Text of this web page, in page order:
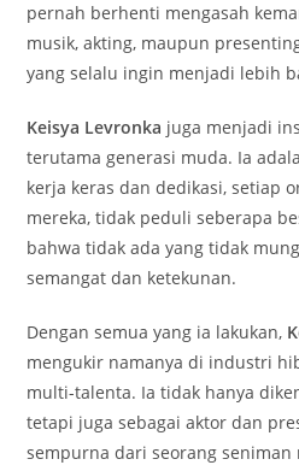
pernah berhenti mengasah
musik, akting, maupun
yang selalu ingin menjadi lebih
Keisya Levronka juga menjadi
terutama generasi muda. Ia
kerja keras dan dedikasi, setiap
mereka, tidak peduli seberapa
bahwa tidak ada yang tidak
semangat dan ketekunan.
Dengan semua yang ia lakukan,
mengukir namanya di industri
multi-talenta. Ia tidak hanya
tetapi juga sebagai aktor dan
sempurna dari seorang